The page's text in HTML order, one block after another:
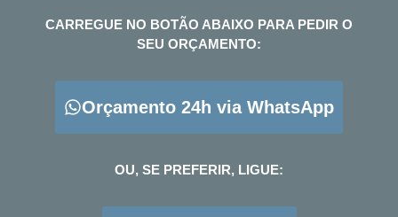
CARREGUE NO BOTÃO ABAIXO PARA PEDIR O
SEU ORÇAMENTO:
Orçamento 24h via WhatsApp
OU, SE PREFERIR, LIGUE: